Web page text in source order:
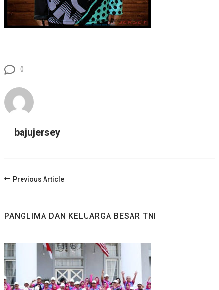
0
bajujersey
Post
Previous Article
PANGLIMA DAN KELUARGA BESAR TNI